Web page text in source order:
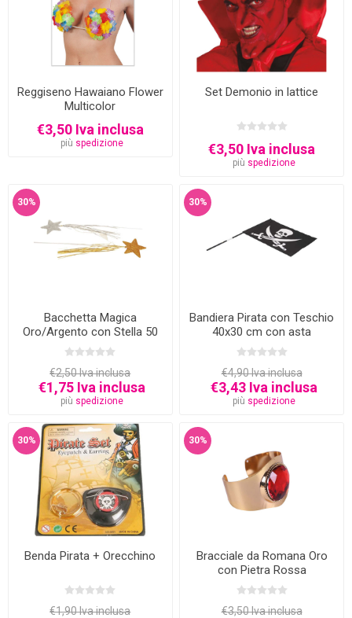
Reggiseno Hawaiano Flower
Multicolor
€3,50 Iva inclusa
più spedizione
Set Demonio in lattice
€3,50 Iva inclusa
più spedizione
30%
Bacchetta Magica
Oro/Argento con Stella 50
cm
€2,50 Iva inclusa
€1,75 Iva inclusa
più spedizione
30%
Bandiera Pirata con Teschio
40x30 cm con asta
€4,90 Iva inclusa
€3,43 Iva inclusa
più spedizione
30%
Benda Pirata + Orecchino
€1,90 Iva inclusa
30%
Bracciale da Romana Oro
con Pietra Rossa
€3,50 Iva inclusa